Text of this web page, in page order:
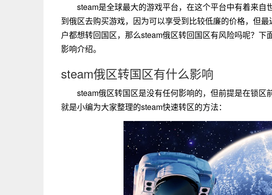
steam是全球最大的游戏平台，在这个平台中有着来自
到俄区去购买游戏，因为可以享受到比较低廉的价格，但
户都想转回国区，那么steam俄区转回国区有风险吗呢？下
影响介绍。
steam俄区转国区有什么影响
steam俄区转国区是没有任何影响的，但前提是在锁
就是小编为大家整理的steam快速转区的方法：